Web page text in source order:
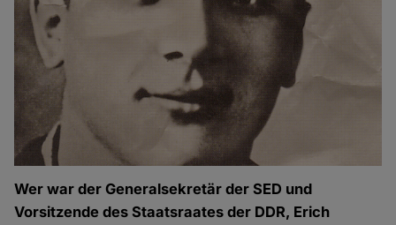
Wer war der Generalsekretär der SED und
Vorsitzende des Staatsraates der DDR, Erich